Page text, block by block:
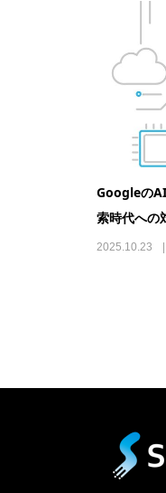
Googleの
索時代への
2025.10.23